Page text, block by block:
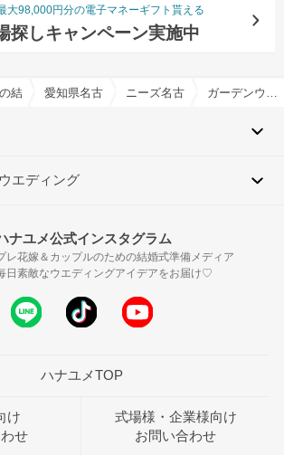
大98,000円分の電子マネーギフト貰える
探しキャンペーン実施中
ユメ
結婚式場一覧愛知県名古屋市の結婚式場一覧
ニーズ名古屋八事 by T&G ガーデンウエディング特集
エディング
ナユメ公式インスタグラム
レ花嫁＆カップルのための結婚式準備メディア
日素敵なウエディングアイデアをお届け♡
ハナユメTOP
け
せ
式場様・企業様向け
お問い合わせ